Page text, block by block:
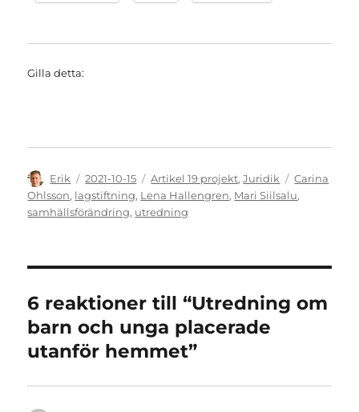
Gilla detta:
Författare
Erik
Publicerat
den
2021-10-15 Kategorier
Artikel 19 projekt,Juridik Etiketter
Carina
Ohlsson, lagstiftning, Lena Hallengren, Mari Siilsalu,
samhällsförändring, utredning
6 reaktioner till “Utredning om
barn och unga placerade
utanför hemmet”